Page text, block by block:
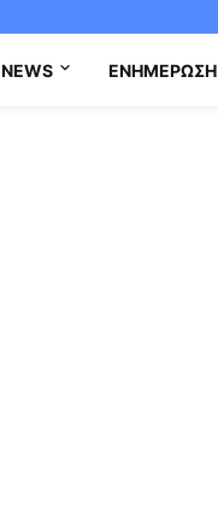
NEWS ΕΝΗΜΈΡΩΣΗ